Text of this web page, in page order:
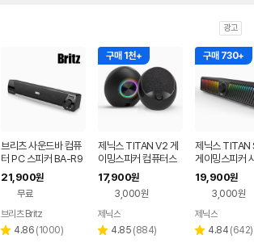
광고
브리츠 사운드바 컴퓨
터 PC 스피커 BA-R9
21,900원
무료
브리츠 Britz
별 4.86 리
(1000)
구매 1천+
제닉스 TITAN V2 게
이밍스피커 컴퓨터스
피커
17,900원
3,000원
페이
제닉스
별 4.85 리
(884)
구매 730+
제닉스 TITAN
게이밍스피커
바 컴퓨터스피
19,900원
3,000원
페이
제닉스
별 4.84 리
(642)